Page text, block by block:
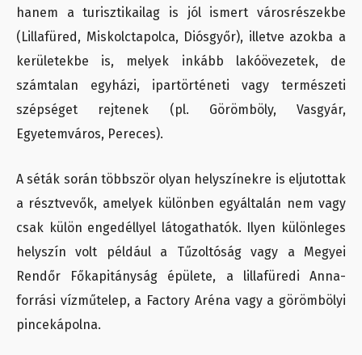
hanem a turisztikailag is jól ismert városrészekbe
(Lillafüred, Miskolctapolca, Diósgyőr), illetve azokba a
kerületekbe is, melyek inkább lakóövezetek, de
számtalan egyházi, ipartörténeti vagy természeti
szépséget rejtenek (pl. Görömböly, Vasgyár,
Egyetemváros, Pereces).
A séták során többször olyan helyszínekre is eljutottak
a résztvevők, amelyek különben egyáltalán nem vagy
csak külön engedéllyel látogathatók. Ilyen különleges
helyszín volt például a Tűzoltóság vagy a Megyei
Rendőr Főkapitányság épülete, a lillafüredi Anna-
forrási vízműtelep, a Factory Aréna vagy a görömbölyi
pincekápolna.